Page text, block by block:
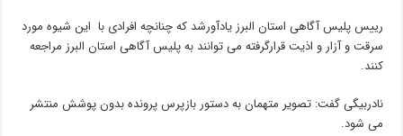
رییس پلیس آگاهی استان البرز یادآورشد که چنانچه افرادی با این شیوه مورد
سرقت و آزار و اذیت قرارگرفته می توانند به پلیس آگاهی استان البرز مراجعه
کنند.
نادربیگی گفت: تصویر متهمان به دستور بازپرس پرونده بدون پوشش منتشر
می شود.